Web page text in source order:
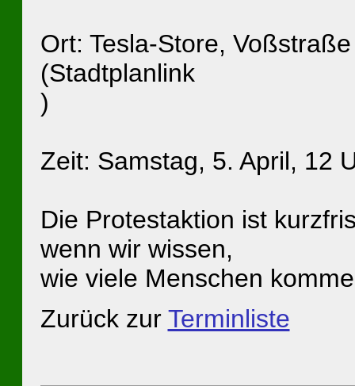
Ort: Tesla-Store,
(Stadtplanlink
)
Zeit: Samstag, 5. April, 12
Die Protestaktion ist
wenn wir wissen,
wie viele Menschen
Zurück zur Terminliste